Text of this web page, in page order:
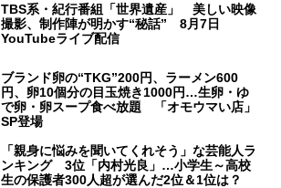
TBS系・紀行番組「世界遺産」 美しい映像
撮影、制作陣が明かす“秘話” 8月7日
YouTubeライブ配信
ブランド卵の“TKG”200円、ラーメン600
円、卵10個分の目玉焼き1000円…生卵・ゆ
で卵・卵スープ食べ放題 「オモウマい店」
SP登場
「親身に悩みを聞いてくれそう」な芸能人ラ
ンキング 3位「内村光良」…小学生～高校
生の保護者300人超が選んだ2位＆1位は？